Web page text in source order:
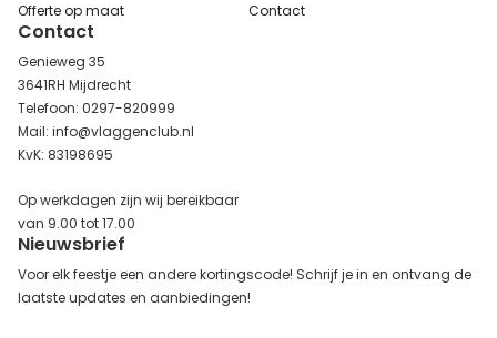
Offerte op maat
Contact
Contact
Genieweg 35
3641RH Mijdrecht
Telefoon: 0297-820999
Mail: info@vlaggenclub.nl
KvK: 83198695
Op werkdagen zijn wij bereikbaar
van 9.00 tot 17.00
Nieuwsbrief
Voor elk feestje een andere kortingscode! Schrijf je in en ontvang de
laatste updates en aanbiedingen!